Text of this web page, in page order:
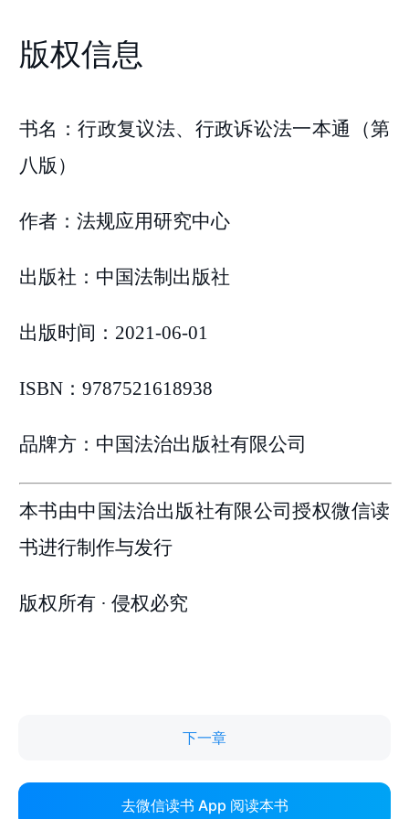
下一章
去微信读书 App 阅读本书